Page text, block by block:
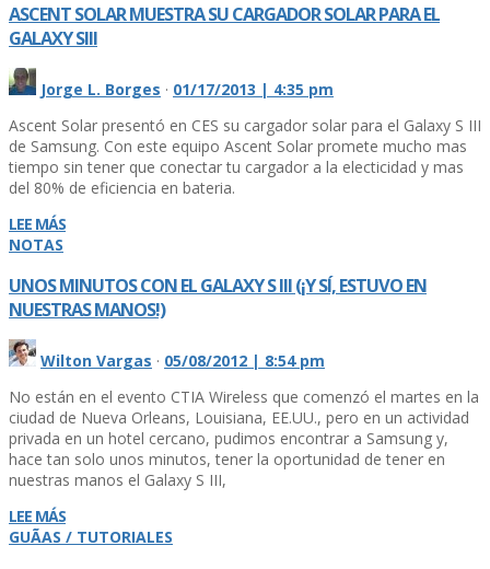
ASCENT SOLAR MUESTRA SU CARGADOR SOLAR PARA EL
GALAXY SIII
Jorge L. Borges · 01/17/2013 | 4:35 pm
Ascent Solar presentó en CES su cargador solar para el Galaxy S III
de Samsung. Con este equipo Ascent Solar promete mucho mas
tiempo sin tener que conectar tu cargador a la electicidad y mas
del 80% de eficiencia en bateria.
LEE MÁS
NOTAS
UNOS MINUTOS CON EL GALAXY S III (¡Y SÍ­, ESTUVO EN
NUESTRAS MANOS!)
Wilton Vargas · 05/08/2012 | 8:54 pm
No están en el evento CTIA Wireless que comenzó el martes en la
ciudad de Nueva Orleans, Louisiana, EE.UU., pero en un actividad
privada en un hotel cercano, pudimos encontrar a Samsung y,
hace tan solo unos minutos, tener la oportunidad de tener en
nuestras manos el Galaxy S III,
LEE MÁS
GUÃAS / TUTORIALES